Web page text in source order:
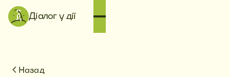
Діалог у дії
Назад